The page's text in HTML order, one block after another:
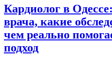
Кардиолог в
врача, какие
чем реально
подход